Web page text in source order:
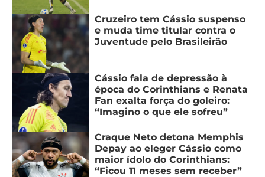
Cruzeiro tem Cássio suspenso
e muda time titular contra o
Juventude pelo Brasileirão
Cássio fala de depressão à
época do Corinthians e Renata
Fan exalta força do goleiro:
“Imagino o que ele sofreu”
Craque Neto detona Memphis
Depay ao eleger Cássio como
maior ídolo do Corinthians:
“Ficou 11 meses sem receber”